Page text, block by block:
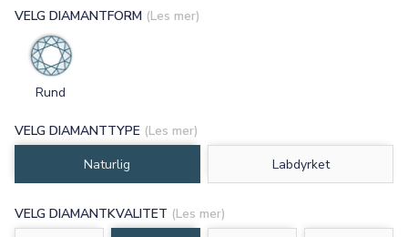
VELG DIAMANTTYPE (Les mer)
Naturlig
Labdyrket
VELG DIAMANTKVALITET (Les mer)
VELG DIAMANTFORM (Les mer)
Rund